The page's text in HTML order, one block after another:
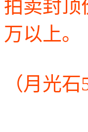
拍卖封顶
万以上。
（月光